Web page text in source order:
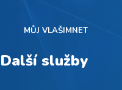
MŮJ VLAŠIMNET
Další služby